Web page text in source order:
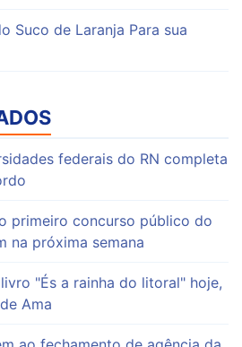
Suco de Laranja Para sua
federais do RN completa
primeiro concurso público do
na próxima semana
"És a rainha do litoral" hoje,
Ama